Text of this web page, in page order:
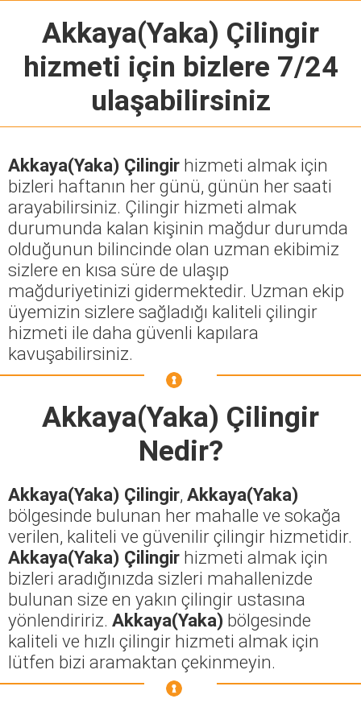
Akkaya(Yaka) Çilingir
hizmeti için bizlere 7/24
ulaşabilirsiniz
Akkaya(Yaka) Çilingir hizmeti almak için
bizleri haftanın her günü, günün her saati
arayabilirsiniz. Çilingir hizmeti almak
durumunda kalan kişinin mağdur durumda
olduğunun bilincinde olan uzman ekibimiz
sizlere en kısa süre de ulaşıp
mağduriyetinizi gidermektedir. Uzman ekip
üyemizin sizlere sağladığı kaliteli çilingir
hizmeti ile daha güvenli kapılara
kavuşabilirsiniz.
Akkaya(Yaka) Çilingir
Nedir?
Akkaya(Yaka) Çilingir, Akkaya(Yaka)
bölgesinde bulunan her mahalle ve sokağa
verilen, kaliteli ve güvenilir çilingir hizmetidir.
Akkaya(Yaka) Çilingir hizmeti almak için
bizleri aradığınızda sizleri mahallenizde
bulunan size en yakın çilingir ustasına
yönlendiririz. Akkaya(Yaka) bölgesinde
kaliteli ve hızlı çilingir hizmeti almak için
lütfen bizi aramaktan çekinmeyin.